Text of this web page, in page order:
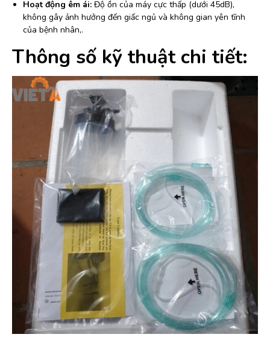
Hoạt động êm ái: Độ ồn của máy cực thấp (dưới 45dB),
không gây ảnh hưởng đến giấc ngủ và không gian yên tĩnh
của bệnh nhân,.
Thông số kỹ thuật chi tiết: